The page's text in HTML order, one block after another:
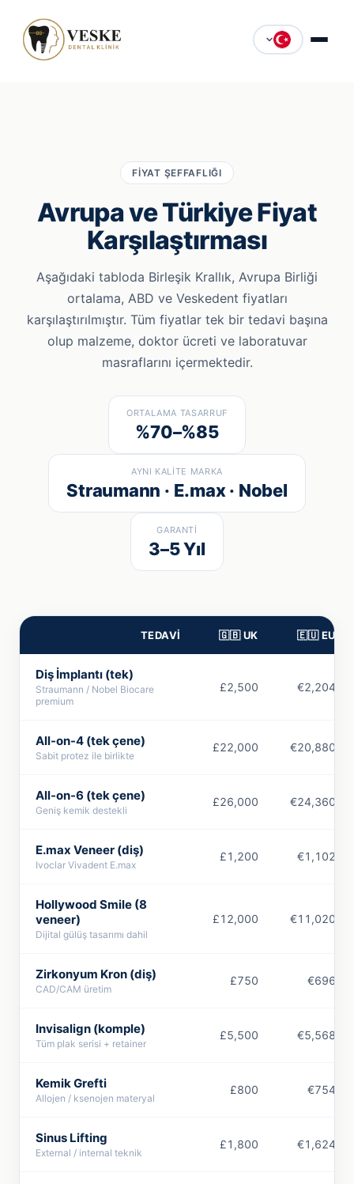
FIYAT ŞEFFAFLIĞI
Avrupa ve Türkiye Fiyat
Karşılaştırması
Aşağıdaki tabloda Birleşik Krallık, Avrupa Birliği
ortalama, ABD ve Veskedent fiyatları
karşılaştırılmıştır. Tüm fiyatlar tek bir tedavi başına
olup malzeme, doktor ücreti ve laboratuvar
masraflarını içermektedir.
ORTALAMA TASARRUF
%70–%85
AYNI KALITE MARKA
Straumann · E.max · Nobel
GARANTI
3–5 Yıl
TEDAVI 🇬🇧 UK 🇪🇺 EU
Diş İmplantı (tek)
Straumann / Nobel Biocare
premium
£2,500 €2,204
All-on-4 (tek çene)
Sabit protez ile birlikte
£22,000 €20,880
All-on-6 (tek çene)
Geniş kemik destekli
£26,000 €24,360
E.max Veneer (diş)
Ivoclar Vivadent E.max
£1,200 €1,102
Hollywood Smile (8
veneer)
Dijital gülüş tasarımı dahil
£12,000 €11,020
Zirkonyum Kron (diş)
CAD/CAM üretim
£750 €696
Invisalign (komple)
Tüm plak serisi + retainer
£5,500 €5,568
Kemik Grefti
Allojen / ksenojen materyal
£800 €754
Sinus Lifting
External / internal teknik
£1,800 €1,624